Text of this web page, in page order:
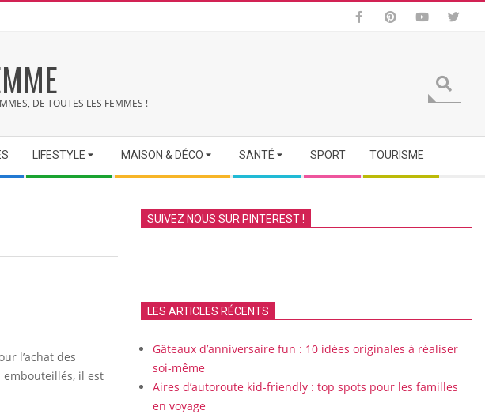
DE TOUTES LES FEMMES !
LIFESTYLE MAISON & DÉCO SANTÉ SPORT TOURISME
l’achat des
embouteillés, il est
SUIVEZ NOUS SUR PINTEREST !
LES ARTICLES RÉCENTS
Gâteaux d’anniversaire fun : 10 idées originales à réaliser
soi-même
Aires d’autoroute kid-friendly : top spots pour les familles
en voyage